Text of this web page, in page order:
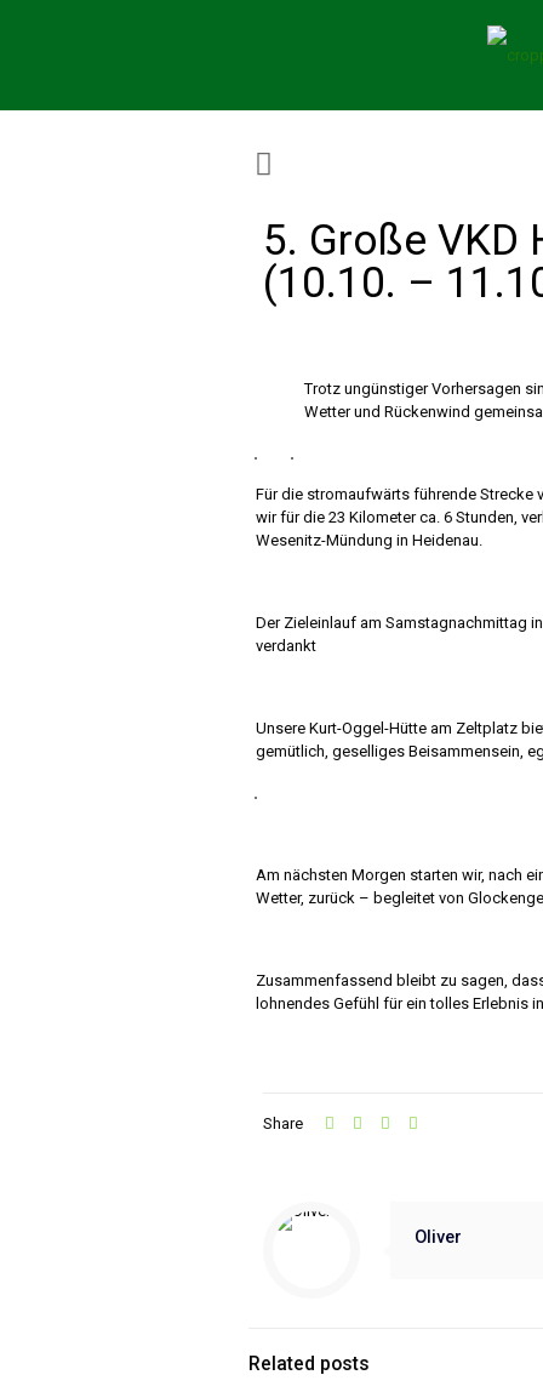
5. Große
(10.10. –
Trotz ungünstiger Vorhersagen
Wetter und Rückenwind
Für die stromaufwärts führende Strecke
wir für die 23 Kilometer ca. 6 Stunden,
Wesenitz-Mündung in Heidenau.
Der Zieleinlauf am Samstagnachmittag
verdankt
Unsere Kurt-Oggel-Hütte am Zeltplatz
gemütlich, geselliges Beisammensein,
Am nächsten Morgen starten wir, nach
Wetter, zurück – begleitet von
Zusammenfassend bleibt zu sagen,
lohnendes Gefühl für ein tolles Erlebnis
Share
Oliver
Related posts